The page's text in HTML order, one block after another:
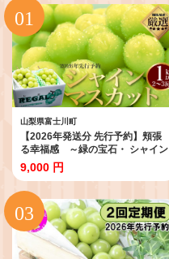
山梨県富士川町
【2026年発送分 先行予約】頬張
る幸福感 ～緑の宝石・ シャイン
マスカット ～ １ｋｇ以上（２～
３房） フルーツ 山梨県産 果物 く
だもの シャイン マスカット ぶど
う ブドウ 葡萄 大粒 種なし 先行予
約 富士川町 10000円 一万円 9000
円 九千円
9,000 円